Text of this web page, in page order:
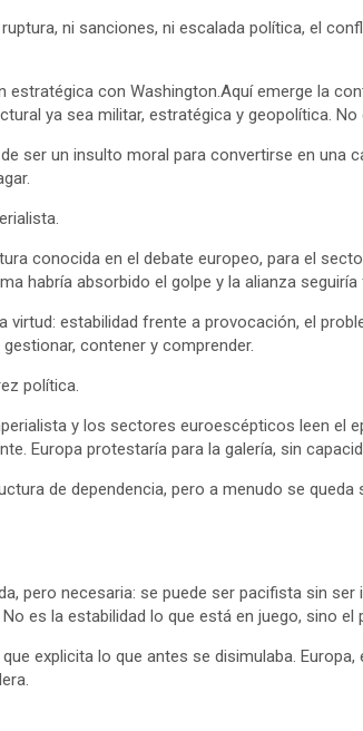
ni sanciones, ni escalada política, el
estratégica con Washington.Aquí emerge la
ya sea militar, estratégica y geopolítica.
ser un insulto moral para convertirse en una
conocida en el debate europeo, para el
habría absorbido el golpe y la alianza
virtud: estabilidad frente a provocación, el
contener y comprender.
política.
y los sectores euroescépticos leen el
Europa protestaría para la galería, sin
de dependencia, pero a menudo se
pero necesaria: se puede ser pacifista sin
es la estabilidad lo que está en juego, sino
explicita lo que antes se disimulaba.